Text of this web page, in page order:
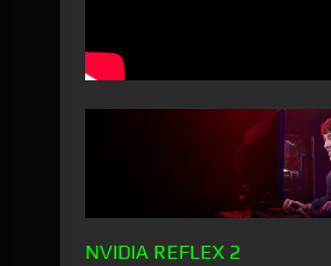
NVIDIA REFLEX 2